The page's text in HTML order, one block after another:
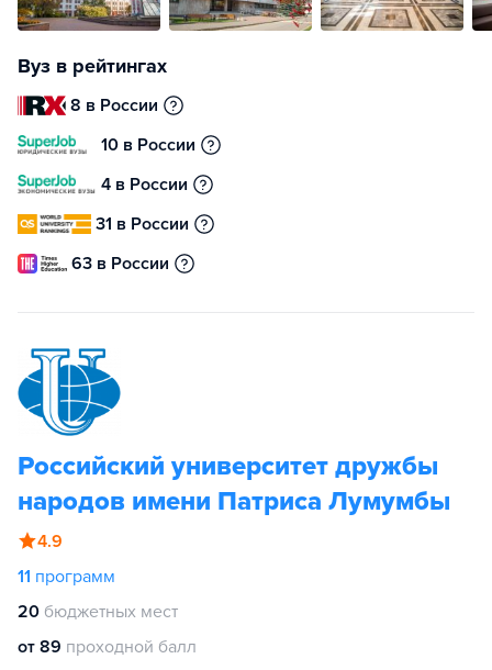
Вуз в рейтингах
8 в России
10 в России
4 в России
31 в России
63 в России
Российский университет дружбы
народов имени Патриса Лумумбы
4.9
11 программ
20 бюджетных мест
от 89 проходной балл